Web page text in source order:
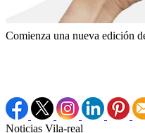
Comienza una nueva edición
Noticias Vila-real